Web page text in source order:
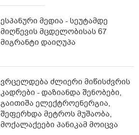
ესპანური მედია - სეუტამდე
მიღწევის მცდელობისას 67
მიგრანტი დაიღუპა
ვრცელდება ძლიერი მიწისძვრის
კადრები - დაზიანდა შენობები,
გაითიშა ელექტროენერგია,
შეფერხდა მეტროს მუშაობა,
მოქალაქეები პანიკამ მოიცვა